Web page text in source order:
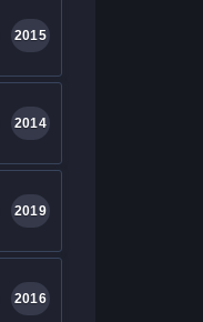
2015
2014
2019
2016